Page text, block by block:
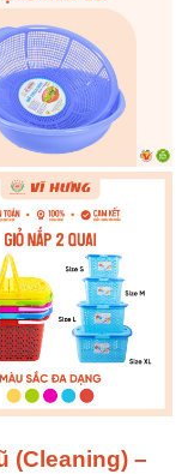
(Cleaning) –